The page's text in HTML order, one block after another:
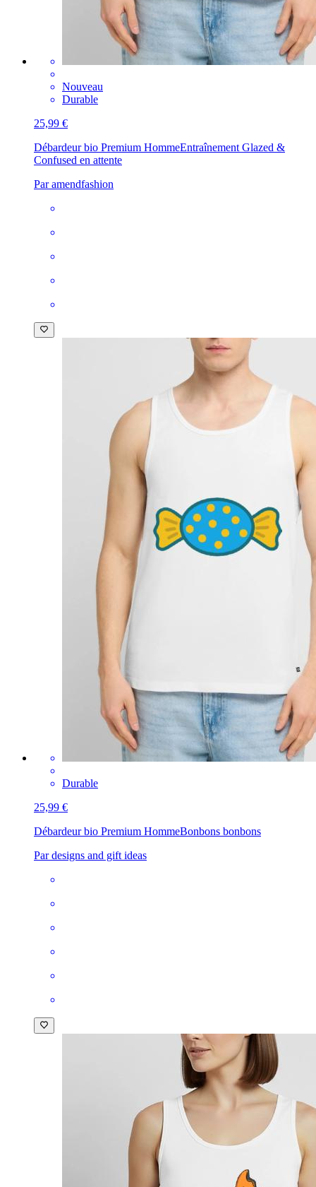
Nouveau
Durable
25,99 €
Débardeur bio Premium HommeEntraînement Glazed &
Confused en attente
Par amendfashion
Durable
25,99 €
Débardeur bio Premium HommeBonbons bonbons
Par designs and gift ideas